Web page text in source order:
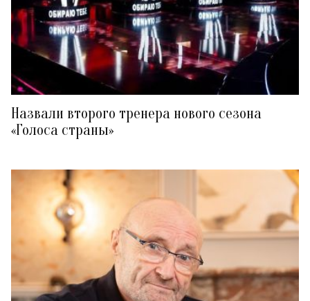
Назвали второго тренера нового сезона
«Голоса страны»